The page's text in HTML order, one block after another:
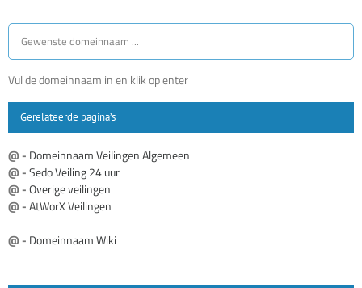
Vul de domeinnaam in en klik op enter
Gerelateerde pagina’s
@ - Domeinnaam Veilingen Algemeen
@ -Sedo Veiling 24 uur
@ -Overige veilingen
@ -AtWorX Veilingen
@ - Domeinnaam Wiki